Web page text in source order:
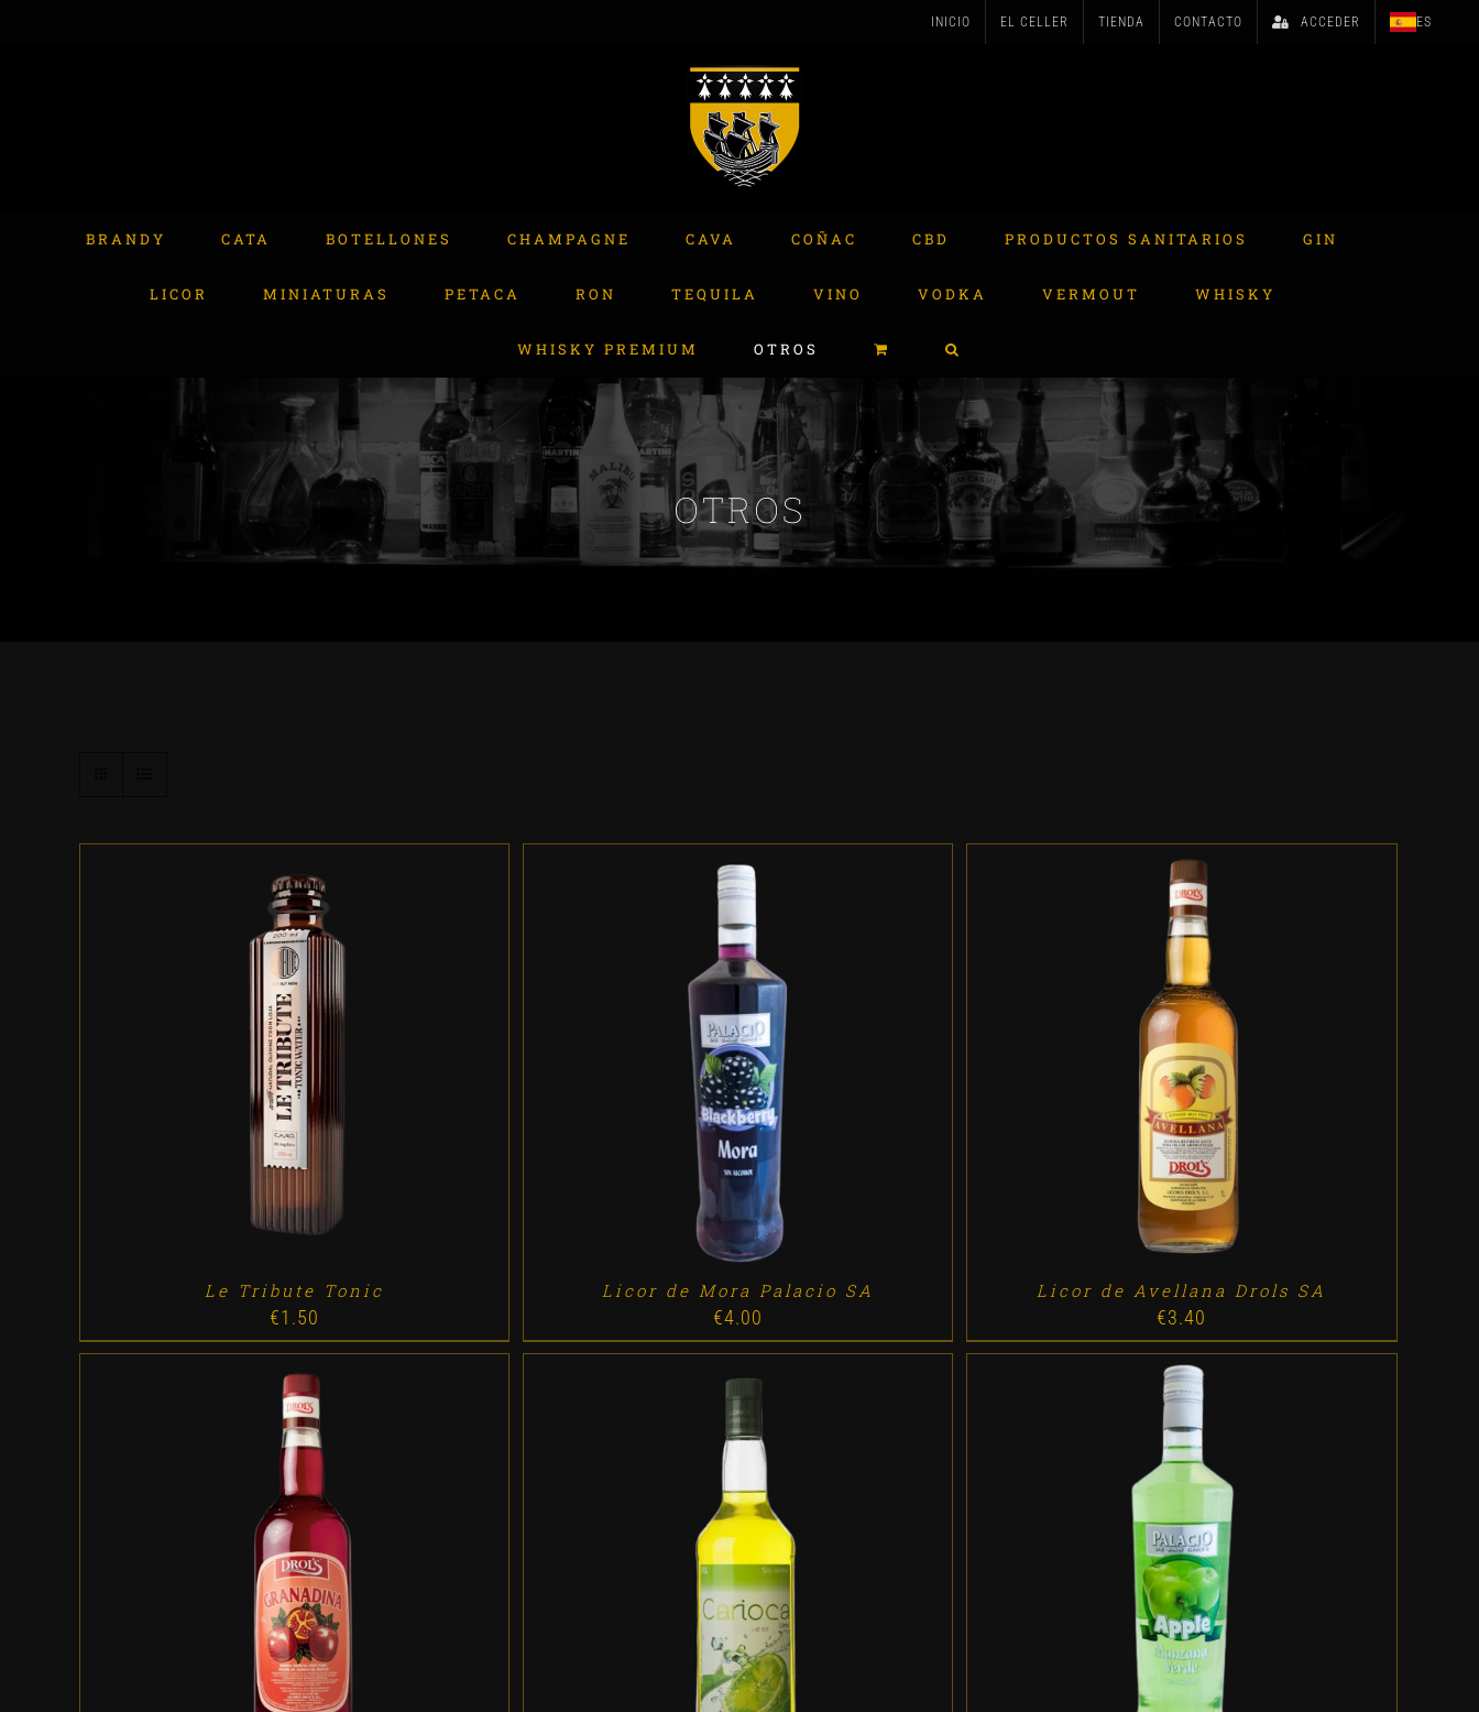
INICIO EL CELLER TIENDA CONTACTO ACCEDER ES
BRANDY CATA BOTELLONES CHAMPAGNE CAVA COÑAC CBD PRODUCTOS SANITARIOS GIN
LICOR MINIATURAS PETACA RON TEQUILA VINO VODKA VERMOUT WHISKY
WHISKY PREMIUM OTROS
OTROS
ADD TO CART /
Le Tribute Tonic
€1.50
ADD TO CART / DETALLES
Licor de Mora Palacio SA
€4.00
ADD TO CART / DETALLES
Licor de Avellana Drols SA
€3.40
ADD TO CART / DETALLES ADD TO CART DETALLES ADD TO CART / DETALLES